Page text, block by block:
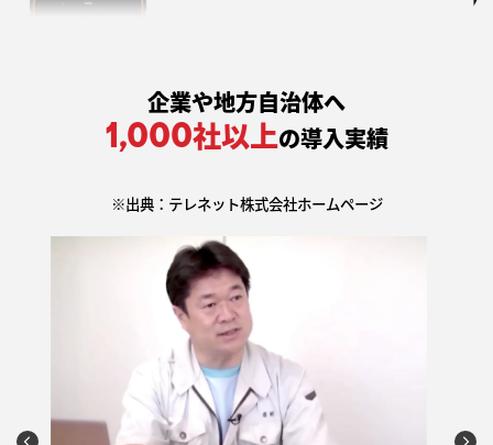
企業や地方自治体へ
1,000社以上の導入実績
※出典：テレネット株式会社ホームページ